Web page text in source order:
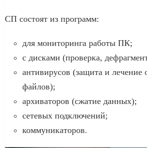
СП состоят из программ:
для мониторинга работы ПК;
с дисками (проверка,
антивирусов (защита и лечение
файлов);
архиваторов (сжатие данных);
сетевых подключений;
коммуникаторов.